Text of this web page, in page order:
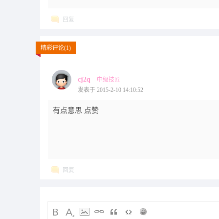
回复
精彩评论(1)
cj2q
中级技匠
发表于 2015-2-10 14:10:52
有点意思 点赞
回复